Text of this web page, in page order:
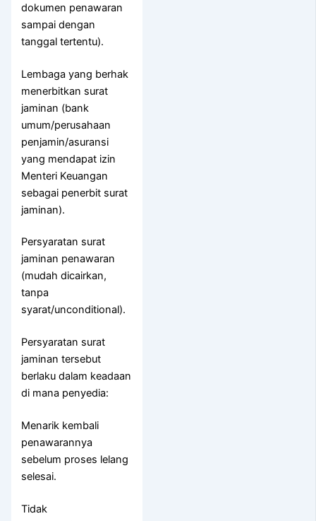
dokumen penawaran
sampai dengan
tanggal tertentu).
Lembaga yang berhak
menerbitkan surat
jaminan (bank
umum/perusahaan
penjamin/asuransi
yang mendapat izin
Menteri Keuangan
sebagai penerbit surat
jaminan).
Persyaratan surat
jaminan penawaran
(mudah dicairkan,
tanpa
syarat/unconditional).
Persyaratan surat
jaminan tersebut
berlaku dalam keadaan
di mana penyedia:
Menarik kembali
penawarannya
sebelum proses lelang
selesai.
Tidak